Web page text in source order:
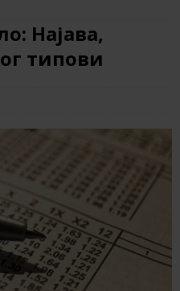
Најава,
типови